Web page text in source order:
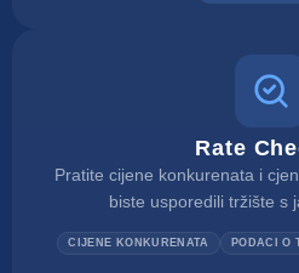
Rate
Pratite cijene konkurenata i
biste usporedili tržište s
CIJENE KONKURENATA PODACI O